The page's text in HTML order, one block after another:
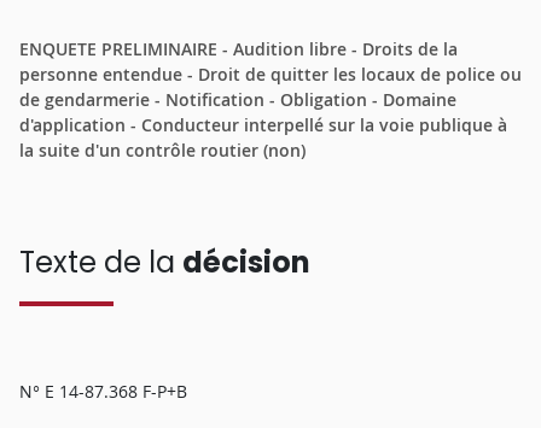
ENQUETE PRELIMINAIRE - Audition libre - Droits de la
personne entendue - Droit de quitter les locaux de police ou
de gendarmerie - Notification - Obligation - Domaine
d'application - Conducteur interpellé sur la voie publique à
la suite d'un contrôle routier (non)
Texte de la décision
N° E 14-87.368 F-P+B